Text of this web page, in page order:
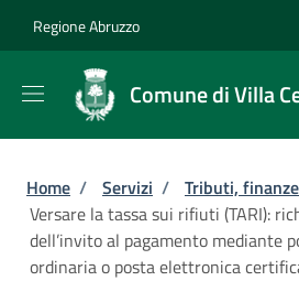
Regione Abruzzo
Comune di Villa
Briciole di pane
Home / Servizi / Tributi,
Versare la tassa sui rifiuti (TARI):
dell’invito al pagamento mediante
ordinaria o posta elettronica